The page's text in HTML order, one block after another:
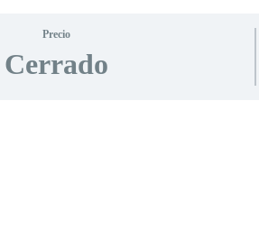
Precio
Cerrado